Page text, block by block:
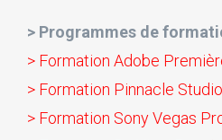
> Programmes de
> Formation Adobe
> Formation Pinnacle Studio
> Formation Sony Vegas